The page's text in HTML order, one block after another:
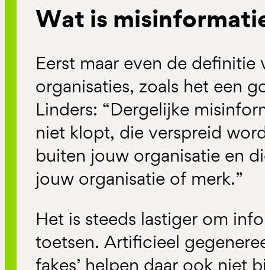
Wat is
Eerst maar even de
organisaties, zoals het een
Linders: “Dergelijke
niet klopt, die verspreid
buiten jouw organisatie en
jouw organisatie of merk.”
Het is steeds lastiger om
toetsen. Artificieel
fakes’ helpen daar ook niet